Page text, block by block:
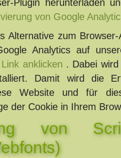
Plugin herunterladen
von Google
Alternative zum
Analytics auf
anklicken . Dabei
Damit wird die
Website und für
der Cookie in Ihrem
von